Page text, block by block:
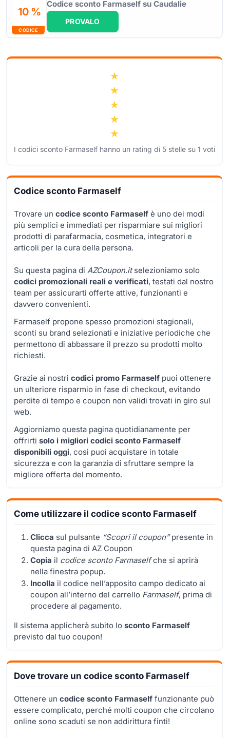
10 %
CODICE
Codice sconto Farmaself su Caudalie
PROVALO
I codici sconto Farmaself hanno un rating di 5 stelle su 1 voti
Codice sconto Farmaself
Trovare un codice sconto Farmaself è uno dei modi
più semplici e immediati per risparmiare sui migliori
prodotti di parafarmacia, cosmetica, integratori e
articoli per la cura della persona.
Su questa pagina di AZCoupon.itselezioniamo solo
codici promozionali reali e verificati, testati dal nostro
team per assicurarti offerte attive, funzionanti e
davvero convenienti.
Farmaself propone spesso promozioni stagionali,
sconti su brand selezionati e iniziative periodiche che
permettono di abbassare il prezzo su prodotti molto
richiesti.
Grazie ai nostri codici promo Farmaself puoi ottenere
un ulteriore risparmio in fase di checkout, evitando
perdite di tempo e coupon non validi trovati in giro sul
web.
Aggiorniamo questa pagina quotidianamente per
offrirti solo i migliori codici sconto Farmaself
disponibili oggi, così puoi acquistare in totale
sicurezza e con la garanzia di sfruttare sempre la
migliore offerta del momento.
Come utilizzare il codice sconto Farmaself
Clicca sul pulsante “Scopri il coupon”presente in
questa pagina di AZ Coupon
Copia il codice sconto Farmaselfche si aprirà
nella finestra popup.
Incolla il codice nell’apposito campo dedicato ai
coupon all’interno del carrello Farmaself, prima di
procedere al pagamento.
Il sistema applicherà subito lo sconto Farmaself
previsto dal tuo coupon!
Dove trovare un codice sconto Farmaself
Ottenere un codice sconto Farmaself funzionante può
essere complicato, perché molti coupon che circolano
online sono scaduti se non addirittura finti!